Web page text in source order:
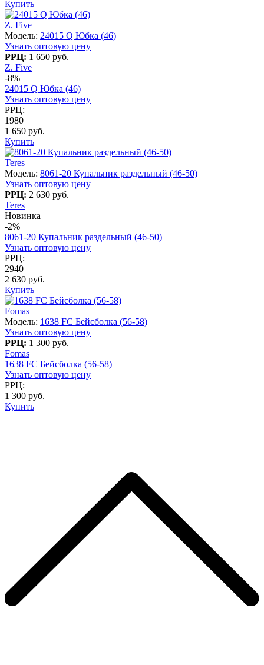
Купить
Z. Five
Модель: 24015 Q Юбка (46)
Узнать оптовую цену
РРЦ: 1 650 руб.
Z. Five
-8%
24015 Q Юбка (46)
Узнать оптовую цену
РРЦ:
1980
1 650 руб.
Купить
Teres
Модель: 8061-20 Купальник раздельный (46-50)
Узнать оптовую цену
РРЦ: 2 630 руб.
Teres
Новинка
-2%
8061-20 Купальник раздельный (46-50)
Узнать оптовую цену
РРЦ:
2940
2 630 руб.
Купить
Fomas
Модель: 1638 FC Бейсболка (56-58)
Узнать оптовую цену
РРЦ: 1 300 руб.
Fomas
1638 FC Бейсболка (56-58)
Узнать оптовую цену
РРЦ:
1 300 руб.
Купить